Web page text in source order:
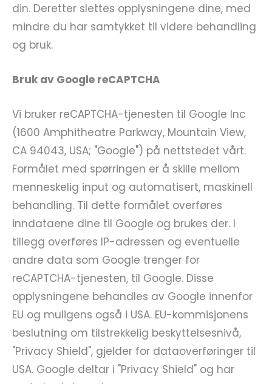
din. Deretter slettes opplysningene dine, med
mindre du har samtykket til videre behandling
og bruk.
Bruk av Google reCAPTCHA
Vi bruker reCAPTCHA-tjenesten til Google Inc
(1600 Amphitheatre Parkway, Mountain View,
CA 94043, USA; "Google") på nettstedet vårt.
Formålet med spørringen er å skille mellom
menneskelig input og automatisert, maskinell
behandling. Til dette formålet overføres
inndataene dine til Google og brukes der. I
tillegg overføres IP-adressen og eventuelle
andre data som Google trenger for
reCAPTCHA-tjenesten, til Google. Disse
opplysningene behandles av Google innenfor
EU og muligens også i USA. EU-kommisjonens
beslutning om tilstrekkelig beskyttelsesnivå,
"Privacy Shield", gjelder for dataoverføringer til
USA. Google deltar i "Privacy Shield" og har